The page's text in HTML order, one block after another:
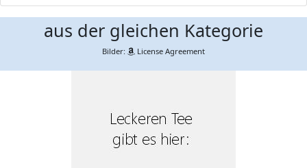
aus der gleichen Kategorie
Bilder: License Agreement